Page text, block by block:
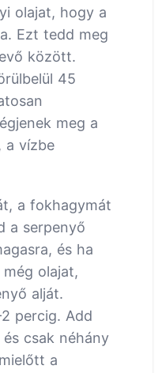
olajat, hogy a
Ezt tedd meg
között.
45
meg a
a vízbe
a fokhagymát
a serpenyő
és ha
olajat,
alját.
percig. Add
csak néhány
a